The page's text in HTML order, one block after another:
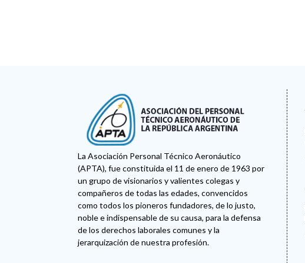
La Asociación Personal Técnico Aeronáutico
(APTA), fue constituida el 11 de enero de 1963 por
un grupo de visionarios y valientes colegas y
compañeros de todas las edades, convencidos
como todos los pioneros fundadores, de lo justo,
noble e indispensable de su causa, para la defensa
de los derechos laborales comunes y la
jerarquización de nuestra profesión.